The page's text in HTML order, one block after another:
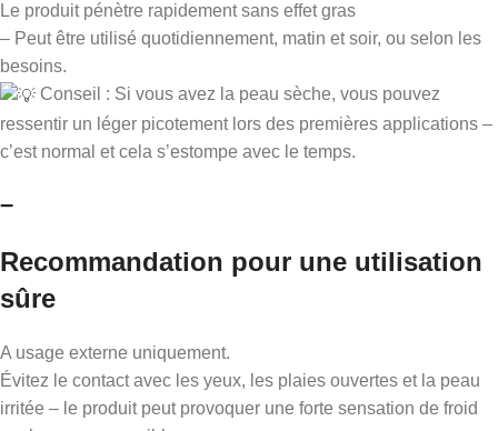
Le produit pénètre rapidement sans effet gras
– Peut être utilisé quotidiennement, matin et soir, ou selon les
besoins.
Conseil : Si vous avez la peau sèche, vous pouvez
ressentir un léger picotement lors des premières applications –
c’est normal et cela s’estompe avec le temps.
–
Recommandation pour une utilisation
sûre
A usage externe uniquement.
Évitez le contact avec les yeux, les plaies ouvertes et la peau
irritée – le produit peut provoquer une forte sensation de froid